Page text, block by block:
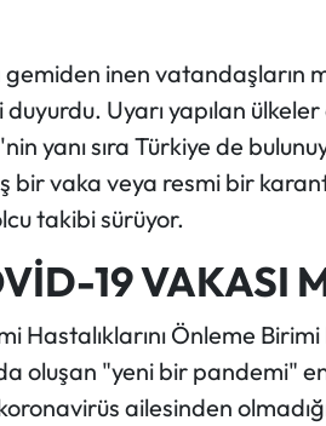
inen vatandaşların
Uyarı yapılan
yanı sıra Türkiye de
bir vaka veya resmi bir
takibi sürüyor.
19 VAKASI
Hastalıklarını Önleme
oluşan "yeni bir pandemi"
ailesinden